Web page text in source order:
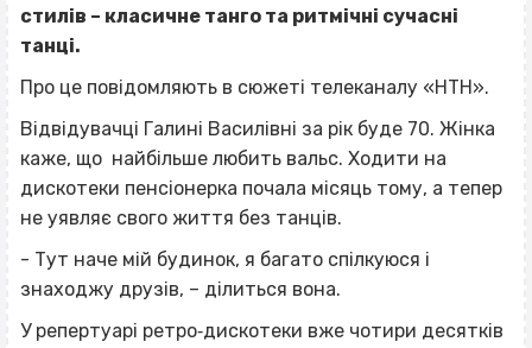
стилів – класичне танго та ритмічні сучасні
танці.
Про це повідомляють в сюжеті телеканалу «НТН».
Відвідувачці Галині Василівні за рік буде 70. Жінка
каже, що найбільше любить вальс. Ходити на
дискотеки пенсіонерка почала місяць тому, а тепер
не уявляє свого життя без танців.
- Тут наче мій будинок, я багато спілкуюся і
знаходжу друзів, – ділиться вона.
У репертуарі ретро‐дискотеки вже чотири десятків